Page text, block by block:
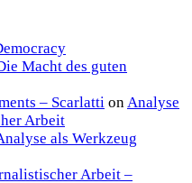
Macht des guten
– Scarlatti on Analyse
Arbeit
als Werkzeug
Arbeit –